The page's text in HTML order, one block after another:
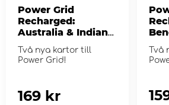
Power Grid
Recharged:
Australia & Indian
(Exp.)
Två nya kartor till
Power Grid!
169 kr
Två